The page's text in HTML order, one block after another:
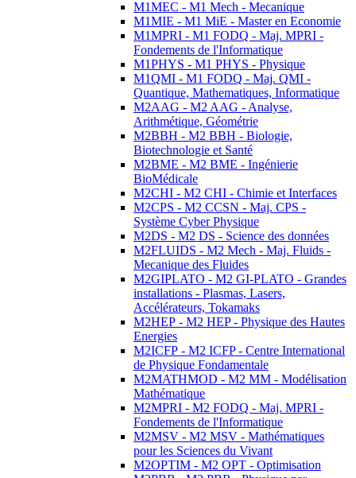
M1MEC - M1 Mech - Mecanique
M1MIE - M1 MiE - Master en Economie
M1MPRI - M1 FODQ - Maj. MPRI -
Fondements de l'Informatique
M1PHYS - M1 PHYS - Physique
M1QMI - M1 FODQ - Maj. QMI -
Quantique, Mathematiques, Informatique
M2AAG - M2 AAG - Analyse,
Arithmétique, Géométrie
M2BBH - M2 BBH - Biologie,
Biotechnologie et Santé
M2BME - M2 BME - Ingénierie
BioMédicale
M2CHI - M2 CHI - Chimie et Interfaces
M2CPS - M2 CCSN - Maj. CPS -
Système Cyber Physique
M2DS - M2 DS - Science des données
M2FLUIDS - M2 Mech - Maj. Fluids -
Mecanique des Fluides
M2GIPLATO - M2 GI-PLATO - Grandes
installations - Plasmas, Lasers,
Accélérateurs, Tokamaks
M2HEP - M2 HEP - Physique des Hautes
Energies
M2ICFP - M2 ICFP - Centre International
de Physique Fondamentale
M2MATHMOD - M2 MM - Modélisation
Mathématique
M2MPRI - M2 FODQ - Maj. MPRI -
Fondements de l'Informatique
M2MSV - M2 MSV - Mathématiques
pour les Sciences du Vivant
M2OPTIM - M2 OPT - Optimisation